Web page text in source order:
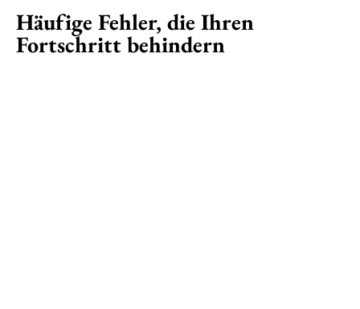
Häufige Fehler, die Ihren
Fortschritt behindern